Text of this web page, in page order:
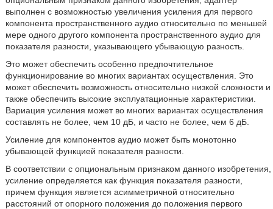
выполнен с возможностью увеличения усиления для первого
компонента пространственного аудио относительно по меньшей
мере одного другого компонента пространственного аудио для
показателя разности, указывающего убывающую разность.
Это может обеспечить особенно предпочтительное
функционирование во многих вариантах осуществления. Это
может обеспечить возможность относительно низкой сложности и
также обеспечить высокие эксплуатационные характеристики.
Вариация усиления может во многих вариантах осуществления
составлять не более, чем 10 дБ, и часто не более, чем 6 дБ.
Усиление для компонентов аудио может быть монотонно
убывающей функцией показателя разности.
В соответствии с опциональным признаком данного изобретения,
усиление определяется как функция показателя разности,
причем функция является асимметричной относительно
расстояний от опорного положения до положения первого